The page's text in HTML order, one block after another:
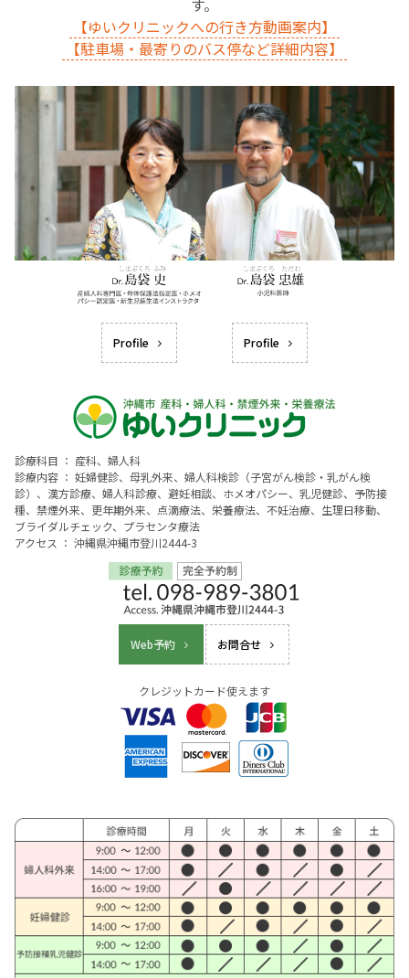
す。
【ゆいクリニックへの行き方動画案内】
【駐車場・最寄りのバス停など詳細内容】
Profile Profile
診療科目 ： 産科、婦人科
診療内容 ： 妊婦健診、母乳外来、婦人科検診（子宮がん検診・乳がん検
診）、漢方診療、婦人科診療、避妊相談、ホメオパシー、乳児健診、予防接
種、禁煙外来、更年期外来、点滴療法、栄養療法、不妊治療、生理日移動、
ブライダルチェック、プラセンタ療法
アクセス ： 沖縄県沖縄市登川2444-3
Web予約 お問合せ
クレジットカード使えます